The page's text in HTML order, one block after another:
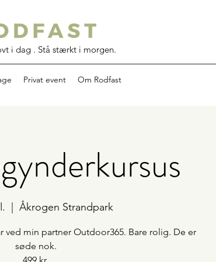
i dag . Stå stærkt i morgen.
Privat event Om Rodfast
  |
Åkrogen Strandpark
min partner Outdoor365. Bare rolig. De er
søde nok.
499 kr.